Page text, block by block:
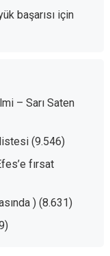
başarısıiçin
– Sarı Saten
listesi (9.546)
fırsat
) (8.631)